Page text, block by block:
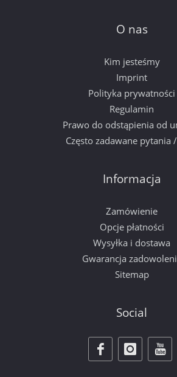
O nas
Kim jesteśmy
Imprint
Polityka prywatności
Regulamin
Prawo do odstąpienia od
Często zadawane pytania
Informacja
Zamówienie
Opcje płatności
Wysyłka i dostawa
Gwarancja
Sitemap
Social